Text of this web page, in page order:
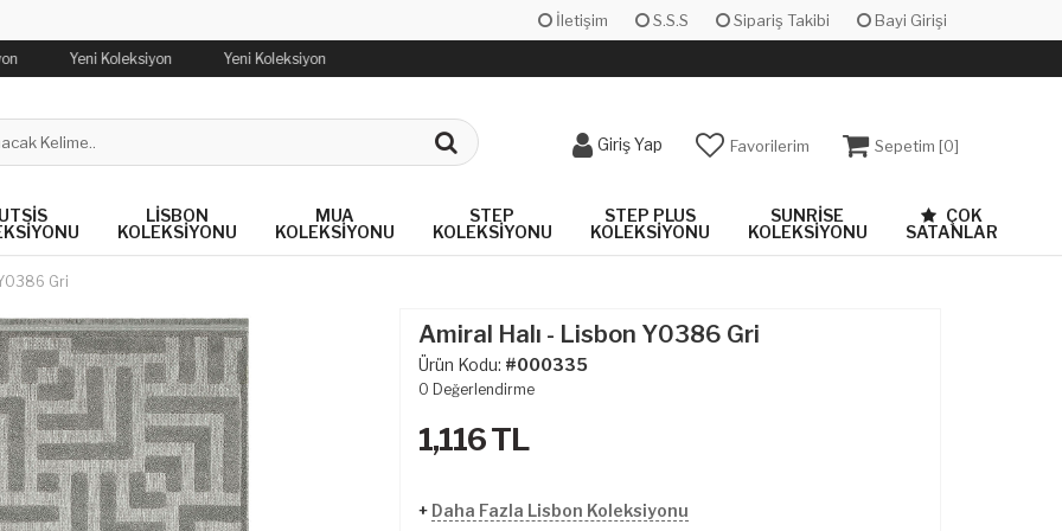
İletişim S.S.S Sipariş Takibi Bayi Girişi
Yeni Koleksiyon Yeni Koleksiyon
Giriş Yap Favorilerim Sepetim [0]
LISBON
KOLEKSIYONU
MUA
KOLEKSIYONU
STEP
KOLEKSIYONU
STEP PLUS
KOLEKSIYONU
SUNRISE
KOLEKSIYONU
ÇOK
SATANLAR
Gri
Amiral Halı - Lisbon Y0386 Gri
Ürün Kodu: #000335
0 Değerlendirme
1,116TL
+ Daha Fazla Lisbon Koleksiyonu